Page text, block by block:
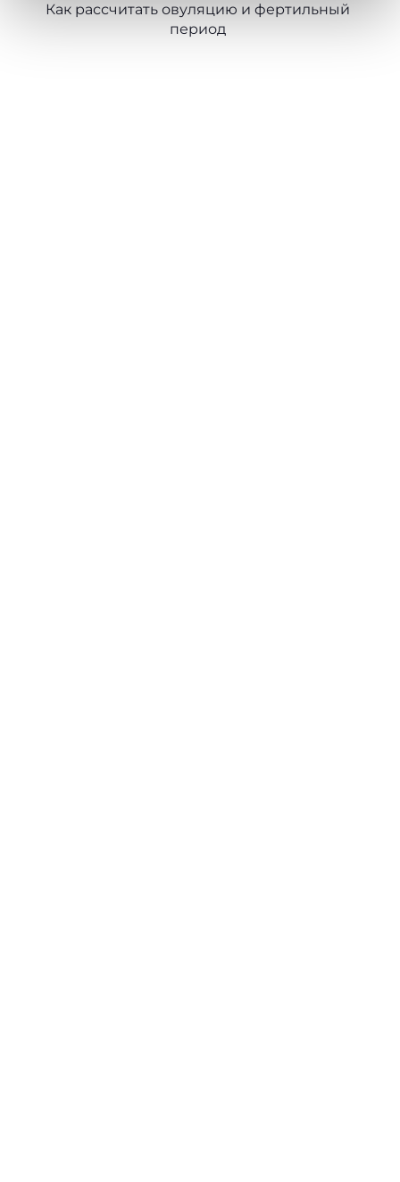
Политика использования файлов cookie
Как рассчитать овуляцию и фертильный
период